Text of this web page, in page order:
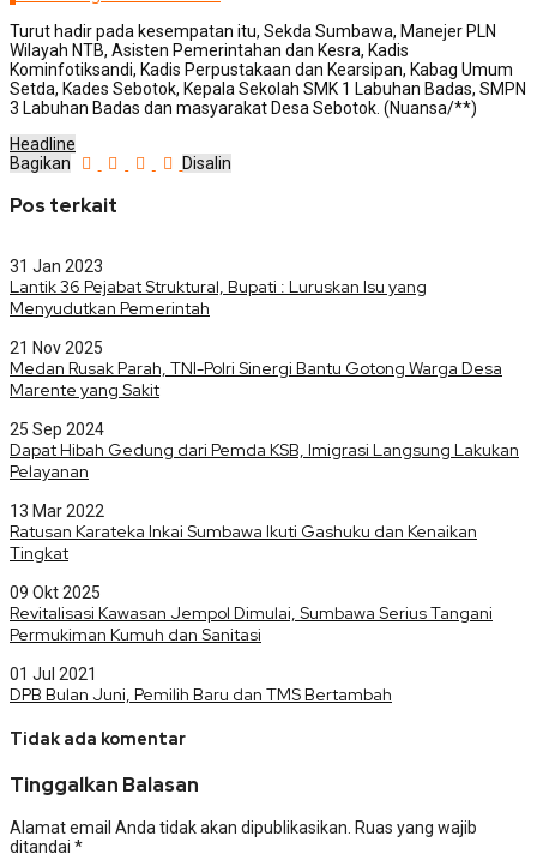
Turut hadir pada kesempatan itu, Sekda Sumbawa, Manejer PLN
Wilayah NTB, Asisten Pemerintahan dan Kesra, Kadis
Kominfotiksandi, Kadis Perpustakaan dan Kearsipan, Kabag Umum
Setda, Kades Sebotok, Kepala Sekolah SMK 1 Labuhan Badas, SMPN
3 Labuhan Badas dan masyarakat Desa Sebotok. (Nuansa/**)
Headline
Bagikan
Disalin
Pos terkait
31 Jan 2023
Lantik 36 Pejabat Struktural, Bupati : Luruskan Isu yang
Menyudutkan Pemerintah
21 Nov 2025
Medan Rusak Parah, TNI-Polri Sinergi Bantu Gotong Warga Desa
Marente yang Sakit
25 Sep 2024
Dapat Hibah Gedung dari Pemda KSB, Imigrasi Langsung Lakukan
Pelayanan
13 Mar 2022
Ratusan Karateka Inkai Sumbawa Ikuti Gashuku dan Kenaikan
Tingkat
09 Okt 2025
Revitalisasi Kawasan Jempol Dimulai, Sumbawa Serius Tangani
Permukiman Kumuh dan Sanitasi
01 Jul 2021
DPB Bulan Juni, Pemilih Baru dan TMS Bertambah
Tidak ada komentar
Tinggalkan Balasan
Alamat email Anda tidak akan dipublikasikan. Ruas yang wajib
ditandai *